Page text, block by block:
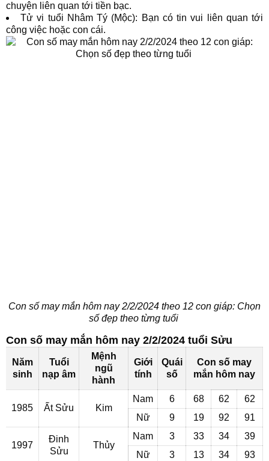
chuyện liên quan tới tiền bạc.
Tử vi tuổi Nhâm Tý (Mộc): Bạn có tin vui liên quan tới
công việc hoặc con cái.
Con số may mắn hôm nay 2/2/2024 theo 12 con giáp: Chọn
số đẹp theo từng tuổi
Con số may mắn hôm nay 2/2/2024 tuổi Sửu
Năm
sinh
Tuổi
nạp âm
Mệnh
ngũ
hành
Giới
tính
Quái
số
Con số may
mắn hôm nay
1985 Ất Sửu Kim
Nam 6 68 62
62
Nữ
9 19 92 91
1997
Đinh
Sửu
Thủy
Nam 3 33 34
39
Nữ
3 13 34 93